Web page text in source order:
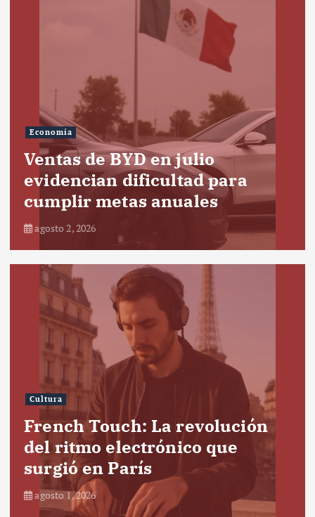
Economía
Ventas de BYD en julio
evidencian dificultad para
cumplir metas anuales
agosto 2, 2026
Cultura
French Touch: La revolución
del ritmo electrónico que
surgió en París
agosto 1, 2026